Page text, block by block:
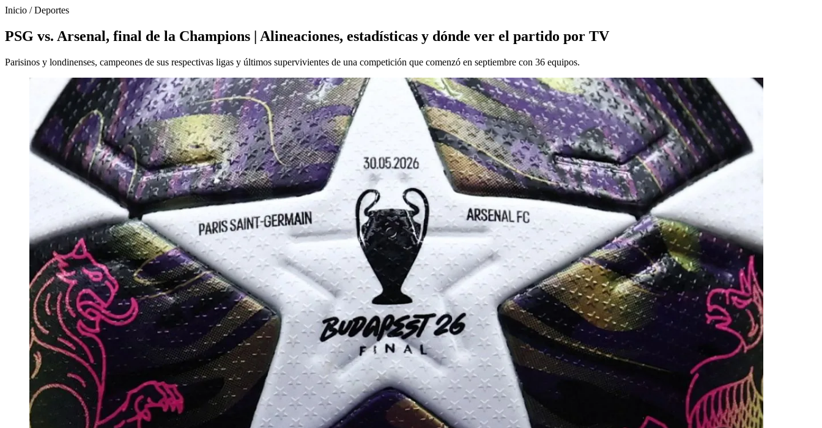
Inicio /Deportes
PSG vs. Arsenal, final de la Champions | Alineaciones, estadísticas y dónde ver el partido por TV
Parisinos y londinenses, campeones de sus respectivas ligas y últimos supervivientes de una competición que comenzó en septiembre con 36 equipos.